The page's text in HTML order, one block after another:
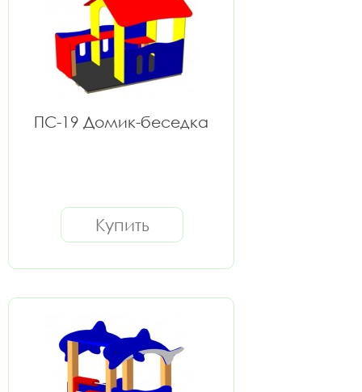
ПС-19 Домик-беседка
Купить